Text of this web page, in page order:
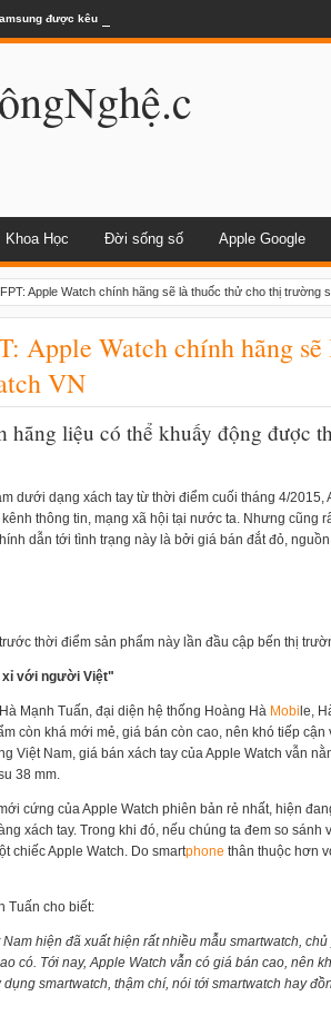
được kêu gọi chặn ứng dụng khi lái xe
Khoa Học Đời sống số Apple Google
Apple Watch chính hãng sẽ là thuốc thử cho thị trường
Apple Watch chính hãng
VN
hãng liệu có thể khuấy động được
dưới dạng xách tay từ thời điểm cuối tháng 4/2015,
thông tin, mạng xã hội tại nước ta. Nhưng cũng
dẫn tới tình trạng này là bởi giá bán đắt đỏ,
thời điểm sản phẩm này lần đầu cập bến thị
xỉ với người Việt"
Mạnh Tuấn, đại diện hệ thống Hoàng Hà Mobi le,
còn khá mới mẻ, giá bán còn cao, nên khó tiếp
Việt Nam, giá bán xách tay của Apple Watch vẫn
38 mm.
cứng của Apple Watch phiên bản rẻ nhất, hiện
xách tay. Trong khi đó, nếu chúng ta đem so
chiếc Apple Watch. Do smartphone thân thuộc hơn
Tuấn cho biết:
hiện đã xuất hiện rất nhiều mẫu smartwatch,
có. Tới nay, Apple Watch vẫn có giá bán cao, nên
smartwatch, thậm chí, nói tới smartwatch hay